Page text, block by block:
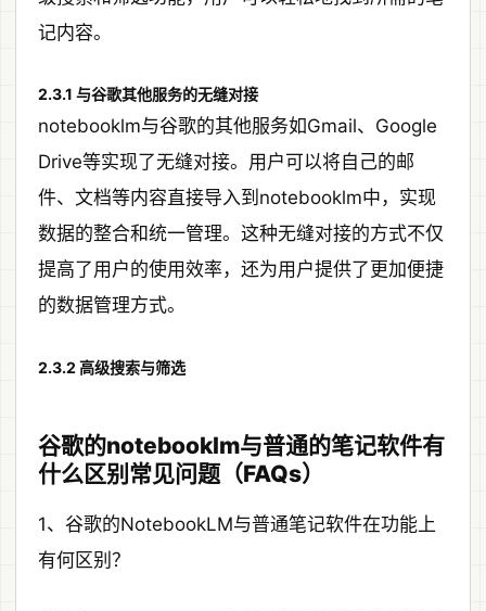
记内容。
2.3.1 与谷歌其他服务的无缝对接
notebooklm与谷歌的其他服务如Gmail、Google
Drive等实现了无缝对接。用户可以将自己的邮
件、文档等内容直接导入到notebooklm中，实现
数据的整合和统一管理。这种无缝对接的方式不仅
提高了用户的使用效率，还为用户提供了更加便捷
的数据管理方式。
2.3.2 高级搜索与筛选
谷歌的notebooklm与普通的笔记软件有
什么区别常见问题（FAQs）
1、谷歌的NotebookLM与普通笔记软件在功能上
有何区别？